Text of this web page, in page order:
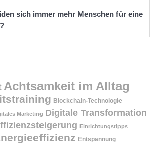
sich immer mehr Menschen für eine
Achtsamkeit im Alltag
Blockchain-Technologie
Marketing Digitale Transformation
Einrichtungstipps
Entspannung